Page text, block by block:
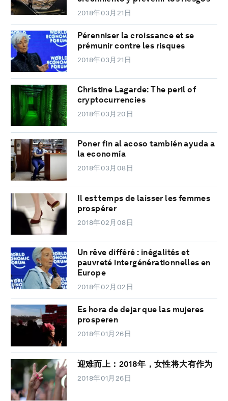
2018年03月21日
Pérenniser la croissance et se
prémunir contre les risques
2018年03月21日
Christine Lagarde: The peril of
cryptocurrencies
2018年03月20日
Poner fin al acoso también ayuda a
la economía
2018年03月08日
Il est temps de laisser les femmes
prospérer
2018年02月08日
Un rêve différé : inégalités et
pauvreté intergénérationnelles en
Europe
2018年02月02日
Es hora de dejar que las mujeres
prosperen
2018年01月26日
迎难而上：2018年，女性将大有作为
2018年01月26日